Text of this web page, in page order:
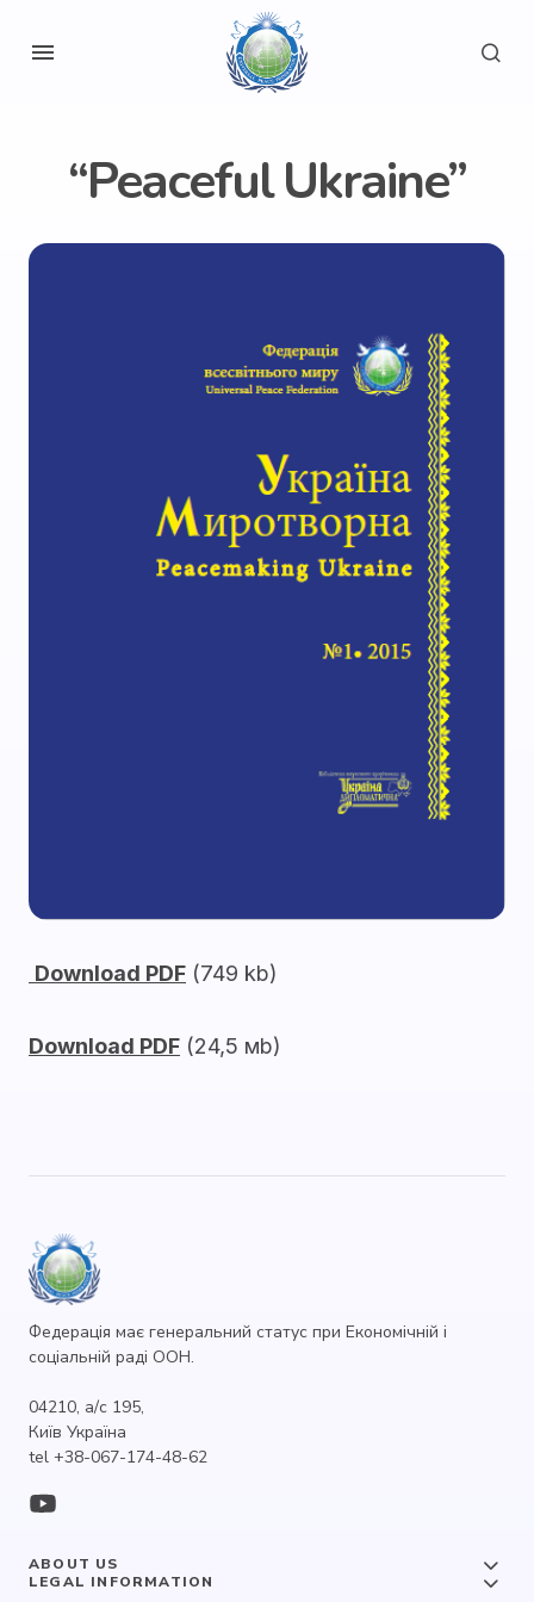
“Peaceful Ukraine”
Download PDF (749 kb)
Download PDF (24,5 мb)
Федерація має генеральний статус при Економічній і
соціальній раді ООН.
04210, а/с 195,
Київ Україна
tel +38-067-174-48-62
ABOUT US
LEGAL INFORMATION